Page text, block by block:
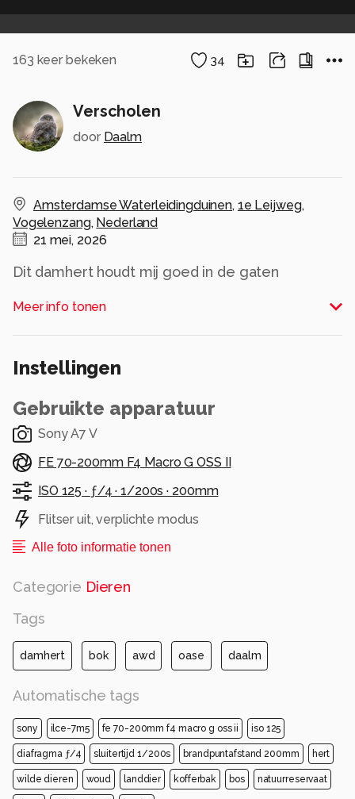
163 keer bekeken 34
Verscholen
door Daalm
Amsterdamse Waterleidingduinen, 1e Leijweg,
Vogelenzang, Nederland
21 mei, 2026
Dit damhert houdt mij goed in de gaten
Alle rechten voorbehouden
Meer info tonen
Instellingen
Gebruikte apparatuur
Sony A7 V
FE 70-200mm F4 Macro G OSS II
ISO 125 · ƒ/4 ·1/200s · 200mm
Flitser uit, verplichte modus
Alle foto informatie tonen
Categorie Dieren
Tags
damhert bok awd oase daalm
Automatische tags
sony ilce-7m5 fe 70-200mm f4 macro g oss ii iso 125
diafragma ƒ/4 sluitertijd 1/200s brandpuntafstand 200mm hert
wilde dieren woud landdier kofferbak bos natuurreservaat